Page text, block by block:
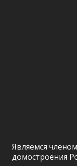
Являемся
домостроения